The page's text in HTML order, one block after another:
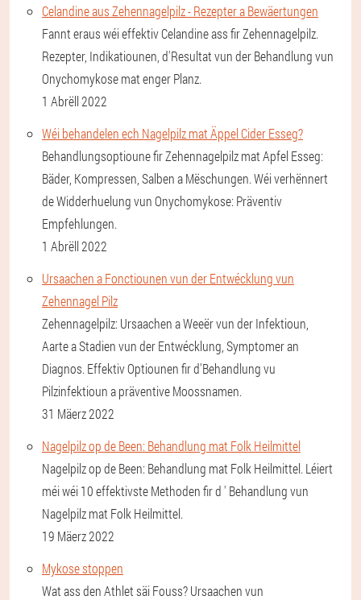
Celandine aus Zehennagelpilz - Rezepter a Bewäertungen
Fannt eraus wéi effektiv Celandine ass fir Zehennagelpilz.
Rezepter, Indikatiounen, d'Resultat vun der Behandlung vun
Onychomykose mat enger Planz.
1 Abrëll 2022
Wéi behandelen ech Nagelpilz mat Äppel Cider Esseg?
Behandlungsoptioune fir Zehennagelpilz mat Apfel Esseg:
Bäder, Kompressen, Salben a Mëschungen. Wéi verhënnert
de Widderhuelung vun Onychomykose: Präventiv
Empfehlungen.
1 Abrëll 2022
Ursaachen a Fonctiounen vun der Entwécklung vun
Zehennagel Pilz
Zehennagelpilz: Ursaachen a Weeër vun der Infektioun,
Aarte a Stadien vun der Entwécklung, Symptomer an
Diagnos. Effektiv Optiounen fir d'Behandlung vu
Pilzinfektioun a präventive Moossnamen.
31 Mäerz 2022
Nagelpilz op de Been: Behandlung mat Folk Heilmittel
Nagelpilz op de Been: Behandlung mat Folk Heilmittel. Léiert
méi wéi 10 effektivste Methoden fir d ' Behandlung vun
Nagelpilz mat Folk Heilmittel.
19 Mäerz 2022
Mykose stoppen
Wat ass den Athlet säi Fouss? Ursaachen vun